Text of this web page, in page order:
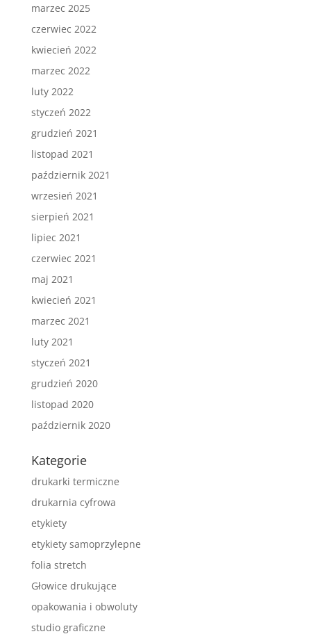
marzec 2025
czerwiec 2022
kwiecień 2022
marzec 2022
luty 2022
styczeń 2022
grudzień 2021
listopad 2021
październik 2021
wrzesień 2021
sierpień 2021
lipiec 2021
czerwiec 2021
maj 2021
kwiecień 2021
marzec 2021
luty 2021
styczeń 2021
grudzień 2020
listopad 2020
październik 2020
Kategorie
drukarki termiczne
drukarnia cyfrowa
etykiety
etykiety samoprzylepne
folia stretch
Głowice drukujące
opakowania i obwoluty
studio graficzne